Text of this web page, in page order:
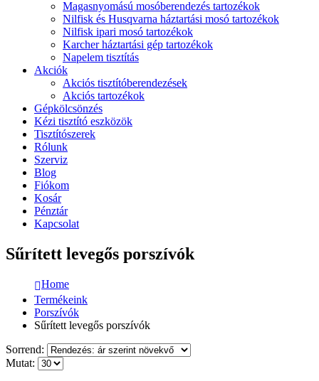
Magasnyomású mosóberendezés tartozékok
Nilfisk és Husqvarna háztartási mosó tartozékok
Nilfisk ipari mosó tartozékok
Karcher háztartási gép tartozékok
Napelem tisztítás
Akciók
Akciós tisztítóberendezések
Akciós tartozékok
Gépkölcsönzés
Kézi tisztító eszközök
Tisztítószerek
Rólunk
Szerviz
Blog
Fiókom
Kosár
Pénztár
Kapcsolat
Sűrített levegős porszívók
Home
Termékeink
Porszívók
Sűrített levegős porszívók
Sorrend:
Mutat: